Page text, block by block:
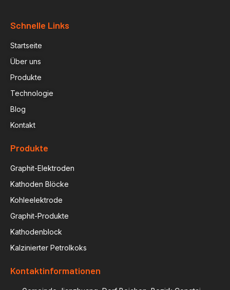
Schnelle Links
Startseite
Über uns
Produkte
Technologie
Blog
Kontakt
Produkte
Graphit-Elektroden
Kathoden Blöcke
Kohleelektrode
Graphit-Produkte
Kathodenblock
Kalzinierter Petrolkoks
Kontaktinformationen